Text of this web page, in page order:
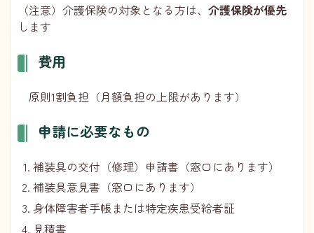
（注意）介護保険の対象となる方は、 介護保険が優先
します
費用
原則1割負担（月額負担の上限があります）
申請に必要なもの
補装具の交付（修理）申請書（窓口にあります）
補装具意見書（窓口にあります）
身体障害者手帳または特定疾患受給者証
見積書